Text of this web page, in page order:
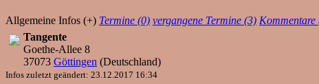
Allgemeine Infos (+) Termine (0) vergangene Termine (3) Kommentare
Tangente
Goethe-Allee 8
37073 Göttingen (Deutschland)
Infos zuletzt geändert: 23.12.2017 16:34